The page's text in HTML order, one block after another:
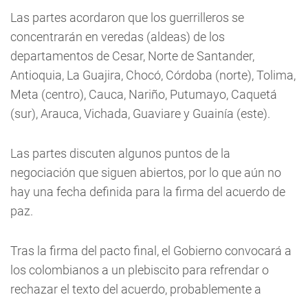
Las partes acordaron que los guerrilleros se
concentrarán en veredas (aldeas) de los
departamentos de Cesar, Norte de Santander,
Antioquia, La Guajira, Chocó, Córdoba (norte), Tolima,
Meta (centro), Cauca, Nariño, Putumayo, Caquetá
(sur), Arauca, Vichada, Guaviare y Guainía (este).
Las partes discuten algunos puntos de la
negociación que siguen abiertos, por lo que aún no
hay una fecha definida para la firma del acuerdo de
paz.
Tras la firma del pacto final, el Gobierno convocará a
los colombianos a un plebiscito para refrendar o
rechazar el texto del acuerdo, probablemente a